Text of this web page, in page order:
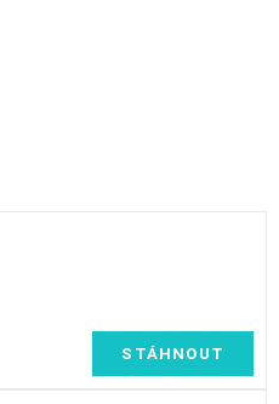
STÁHNOUT